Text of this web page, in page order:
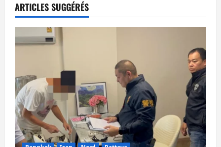
t
i
o
n
d
’
a
ARTICLES SUGGÉRÉS